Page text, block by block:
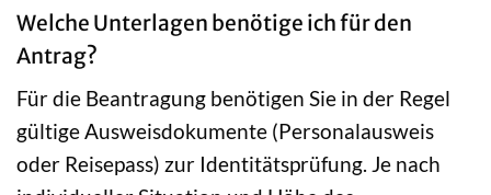
Welche Unterlagen benötige ich für den
Antrag?
Für die Beantragung benötigen Sie in der Regel
gültige Ausweisdokumente (Personalausweis
oder Reisepass) zur Identitätsprüfung. Je nach